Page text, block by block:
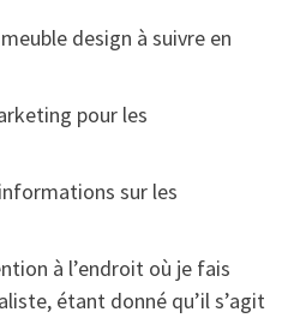
design à suivre en
pour les
sur les
à l’endroit où je fais
étant donné qu’il s’agit